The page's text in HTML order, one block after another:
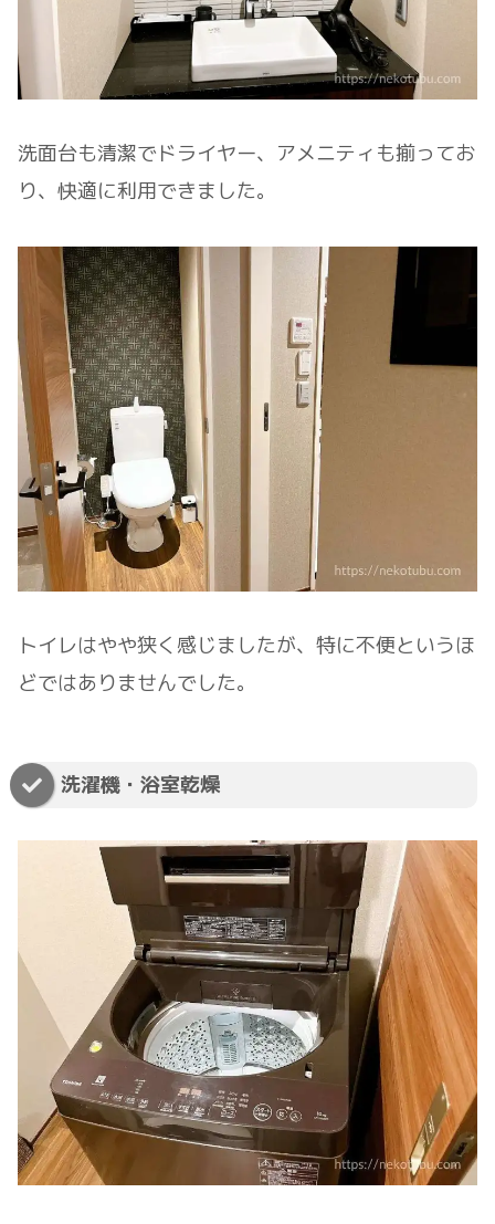
洗面台も清潔でドライヤー、アメニティも揃ってお
り、快適に利用できました。
トイレはやや狭く感じましたが、特に不便というほ
どではありませんでした。
洗濯機・浴室乾燥